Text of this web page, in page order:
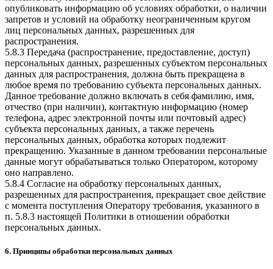
опубликовать информацию об условиях обработки, о наличии
запретов и условий на обработку неограниченным кругом
лиц персональных данных, разрешенных для
распространения.
5.8.3 Передача (распространение, предоставление, доступ)
персональных данных, разрешенных субъектом персональных
данных для распространения, должна быть прекращена в
любое время по требованию субъекта персональных данных.
Данное требование должно включать в себя фамилию, имя,
отчество (при наличии), контактную информацию (номер
телефона, адрес электронной почты или почтовый адрес)
субъекта персональных данных, а также перечень
персональных данных, обработка которых подлежит
прекращению. Указанные в данном требовании персональные
данные могут обрабатываться только Оператором, которому
оно направлено.
5.8.4 Согласие на обработку персональных данных,
разрешенных для распространения, прекращает свое действие
с момента поступления Оператору требования, указанного в
п. 5.8.3 настоящей Политики в отношении обработки
персональных данных.
6. Принципы обработки персональных данных